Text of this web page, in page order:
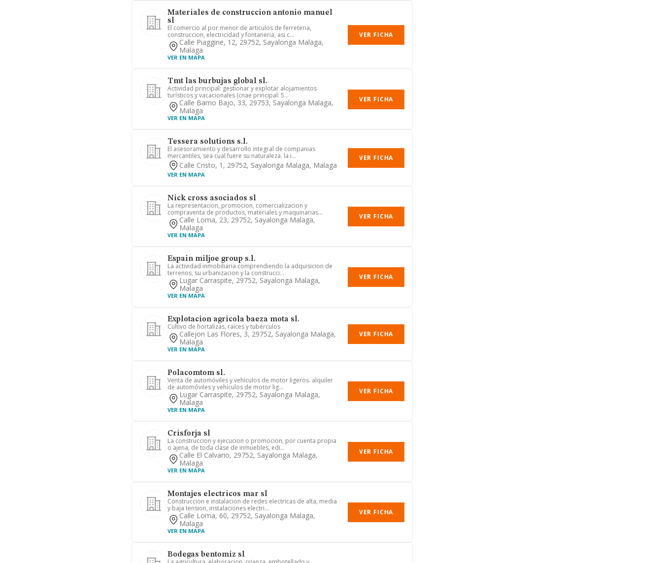
Materiales de construccion antonio manuel
sl
El comercio al por menor de articulos de ferreteria,
construccion, electricidad y fontaneria, asi c...
Calle Piaggine, 12, 29752, Sayalonga Malaga,
Malaga
VER EN MAPA
VER FICHA
Tmt las burbujas global sl.
Actividad principal: gestionar y explotar alojamientos
turísticos y vacacionales (cnae principal: 5...
Calle Barrio Bajo, 33, 29753, Sayalonga Malaga,
Malaga
VER EN MAPA
VER FICHA
Tessera solutions s.l.
El asesoramiento y desarrollo integral de companias
mercantiles, sea cual fuere su naturaleza. la i...
Calle Cristo, 1, 29752, Sayalonga Malaga, Malaga
VER EN MAPA
VER FICHA
Nick cross asociados sl
La representacion, promocion, comercializacion y
compraventa de productos, materiales y maquinarias...
Calle Loma, 23, 29752, Sayalonga Malaga,
Malaga
VER EN MAPA
VER FICHA
Espain miljoe group s.l.
La actividad inmobiliaria comprendiendo la adquisicion de
terrenos, su urbanizacion y la construcci...
Lugar Carraspite, 29752, Sayalonga Malaga,
Malaga
VER EN MAPA
VER FICHA
Explotacion agricola baeza mota sl.
Cultivo de hortalizas, raíces y tubérculos
Callejon Las Flores, 3, 29752, Sayalonga Malaga,
Malaga
VER EN MAPA
VER FICHA
Polacomtom sl.
Venta de automóviles y vehículos de motor ligeros. alquiler
de automóviles y vehículos de motor lig...
Lugar Carraspite, 29752, Sayalonga Malaga,
Malaga
VER EN MAPA
VER FICHA
Crisforja sl
La construccion y ejecucion o promocion, por cuenta propia
o ajena, de toda clase de inmuebles, edi...
Calle El Calvario, 29752, Sayalonga Malaga,
Malaga
VER EN MAPA
VER FICHA
Montajes electricos mar sl
Construccion e instalacion de redes electricas de alta, media
y baja tension, instalaciones electri...
Calle Loma, 60, 29752, Sayalonga Malaga,
Malaga
VER EN MAPA
VER FICHA
Bodegas bentomiz sl